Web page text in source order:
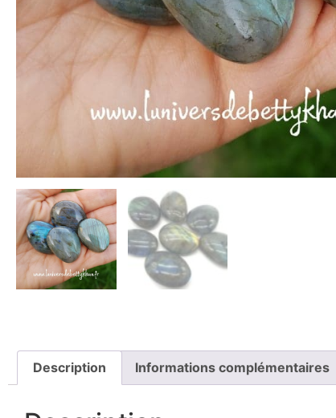
Description Informations complémentaires